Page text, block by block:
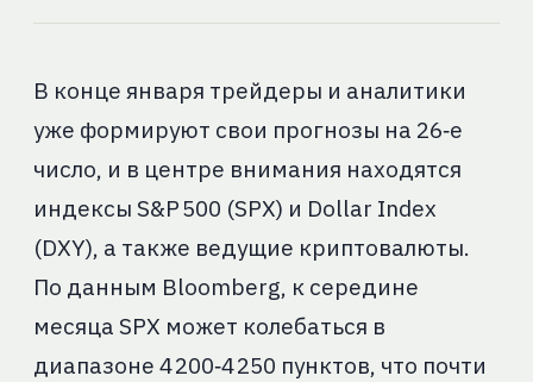
В конце января трейдеры и аналитики
уже формируют свои прогнозы на 26‑е
число, и в центре внимания находятся
индексы S&P 500 (SPX) и Dollar Index
(DXY), а также ведущие криптовалюты.
По данным Bloomberg, к середине
месяца SPX может колебаться в
диапазоне 4 200‑4 250 пунктов, что почти